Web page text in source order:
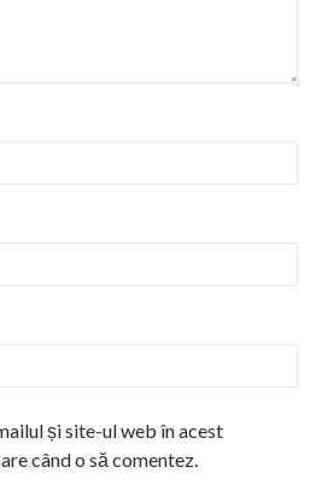
și site-ul web în acest
când o să comentez.